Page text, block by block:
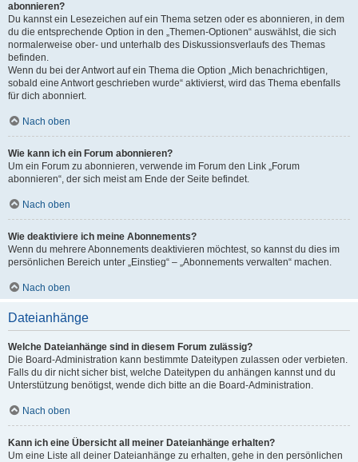
abonnieren?
Du kannst ein Lesezeichen auf ein Thema setzen oder es abonnieren, in dem
du die entsprechende Option in den „Themen-Optionen“ auswählst, die sich
normalerweise ober- und unterhalb des Diskussionsverlaufs des Themas
befinden.
Wenn du bei der Antwort auf ein Thema die Option „Mich benachrichtigen,
sobald eine Antwort geschrieben wurde“ aktivierst, wird das Thema ebenfalls
für dich abonniert.
Nach oben
Wie kann ich ein Forum abonnieren?
Um ein Forum zu abonnieren, verwende im Forum den Link „Forum
abonnieren“, der sich meist am Ende der Seite befindet.
Nach oben
Wie deaktiviere ich meine Abonnements?
Wenn du mehrere Abonnements deaktivieren möchtest, so kannst du dies im
persönlichen Bereich unter „Einstieg“ – „Abonnements verwalten“ machen.
Nach oben
Dateianhänge
Welche Dateianhänge sind in diesem Forum zulässig?
Die Board-Administration kann bestimmte Dateitypen zulassen oder verbieten.
Falls du dir nicht sicher bist, welche Dateitypen du anhängen kannst und du
Unterstützung benötigst, wende dich bitte an die Board-Administration.
Nach oben
Kann ich eine Übersicht all meiner Dateianhänge erhalten?
Um eine Liste all deiner Dateianhänge zu erhalten, gehe in den persönlichen